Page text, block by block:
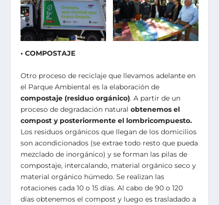
• COMPOSTAJE
Otro proceso de reciclaje que llevamos adelante en
el Parque Ambiental es la elaboración de
compostaje (residuo orgánico). A partir de un
proceso de degradación naturalobtenemos el
compost y posteriormente el lombricompuesto.
Los residuos orgánicos que llegan de los domicilios
son acondicionados (se extrae todo resto que pueda
mezclado de inorgánico) y se forman las pilas de
compostaje, intercalando, material orgánico seco y
material orgánico húmedo. Se realizan las
rotaciones cada 10 o 15 días. Al cabo de 90 o 120
días obtenemos el compost y luego es trasladado a